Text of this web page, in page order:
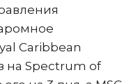
Caribbean
на Spectrum of